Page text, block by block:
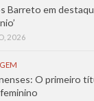
Barreto em
2026
O primeiro